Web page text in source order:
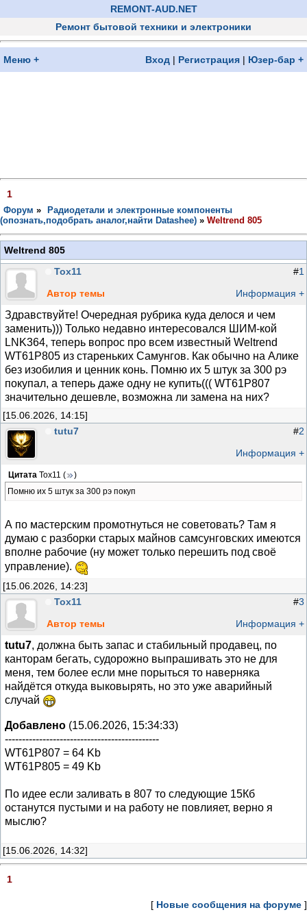
REMONT-AUD.NET
Ремонт бытовой техники и электроники
Меню + Вход | Регистрация | Юзер-бар +
1
Форум »
Радиодетали и электронные компоненты
(опознать,подобрать аналог,найти Datashee) » Weltrend 805
Weltrend 805
Тох11
Автор темы
#1
Информация +
Здравствуйте! Очередная рубрика куда делося и чем
заменить))) Только недавно интересовался ШИМ-кой
LNK364, теперь вопрос про всем известный Weltrend
WT61P805 из стареньких Самунгов. Как обычно на Алике
без изобилия и ценник конь. Помню их 5 штук за 300 рэ
покупал, а теперь даже одну не купить((( WT61P807
значительно дешевле, возможна ли замена на них?
[15.06.2026, 14:15]
tutu7
#2
Информация +
Цитата Тох11 (
)
Помню их 5 штук за 300 рэ покуп
А по мастерским промотнуться не советовать? Там я
думаю с разборки старых майнов самсунговских имеются
вполне рабочие (ну может только перешить под своё
управление).
[15.06.2026, 14:23]
Тох11
Автор темы
#3
Информация +
tutu7, должна быть запас и стабильный продавец, по
канторам бегать, судорожно выпрашивать это не для
меня, тем более если мне порыться то наверняка
найдётся откуда выковырять, но это уже аварийный
случай
Добавлено (15.06.2026, 15:34:33)
---------------------------------------------
WT61P807 = 64 Kb
WT61P805 = 49 Kb
По идее если заливать в 807 то следующие 15Кб
останутся пустыми и на работу не повлияет, верно я
мыслю?
[15.06.2026, 14:32]
1
[ Новые сообщения на форуме ]